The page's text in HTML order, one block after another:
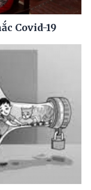
Covid-19